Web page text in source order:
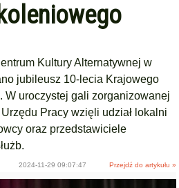
Kultury Alternatywnej w
jubileusz 10-lecia Krajowego
W uroczystej gali zorganizowanej
Pracy wzięli udział lokalni
oraz przedstawiciele
2024-11-29 09:07:47 Przejdź do artykułu »